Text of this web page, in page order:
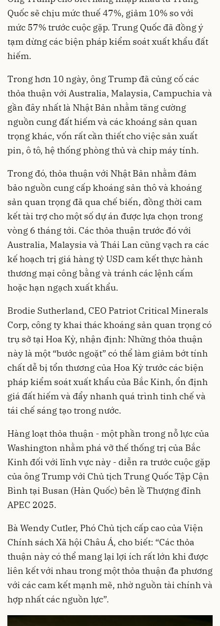
Quốc sẽ chịu mức thuế 47%, giảm 10% so với
mức 57% trước cuộc gặp. Trung Quốc đã đồng ý
tạm dừng các biện pháp kiểm soát xuất khẩu đất
hiếm.
Trong hơn 10 ngày, ông Trump đã củng cố các
thỏa thuận với Australia, Malaysia, Campuchia và
gần đây nhất là Nhật Bản nhằm tăng cường
nguồn cung đất hiếm và các khoáng sản quan
trọng khác, vốn rất cần thiết cho việc sản xuất
pin, ô tô, hệ thống phòng thủ và chip máy tính.
Trong đó, thỏa thuận với Nhật Bản nhằm đảm
bảo nguồn cung cấp khoáng sản thô và khoáng
sản quan trọng đã qua chế biến, đồng thời cam
kết tài trợ cho một số dự án được lựa chọn trong
vòng 6 tháng tới. Các thỏa thuận trước đó với
Australia, Malaysia và Thái Lan cũng vạch ra các
kế hoạch trị giá hàng tỷ USD cam kết thực hành
thương mại công bằng và tránh các lệnh cấm
hoặc hạn ngạch xuất khẩu.
Brodie Sutherland, CEO Patriot Critical Minerals
Corp, công ty khai thác khoáng sản quan trọng có
trụ sở tại Hoa Kỳ, nhận định: Những thỏa thuận
này là một “bước ngoặt” có thể làm giảm bớt tính
chất dễ bị tổn thương của Hoa Kỳ trước các biện
pháp kiểm soát xuất khẩu của Bắc Kinh, ổn định
giá đất hiếm và đẩy nhanh quá trình tinh chế và
tái chế sáng tạo trong nước.
Hàng loạt thỏa thuận - một phần trong nỗ lực của
Washington nhằm phá vỡ thế thống trị của Bắc
Kinh đối với lĩnh vực này - diễn ra trước cuộc gặp
của ông Trump với Chủ tịch Trung Quốc Tập Cận
Bình tại Busan (Hàn Quốc) bên lề Thượng đỉnh
APEC 2025.
Bà Wendy Cutler, Phó Chủ tịch cấp cao của Viện
Chính sách Xã hội Châu Á, cho biết: “Các thỏa
thuận này có thể mang lại lợi ích rất lớn khi được
liên kết với nhau trong một thỏa thuận đa phương
với các cam kết mạnh mẽ, nhờ nguồn tài chính và
hợp nhất các nguồn lực”.